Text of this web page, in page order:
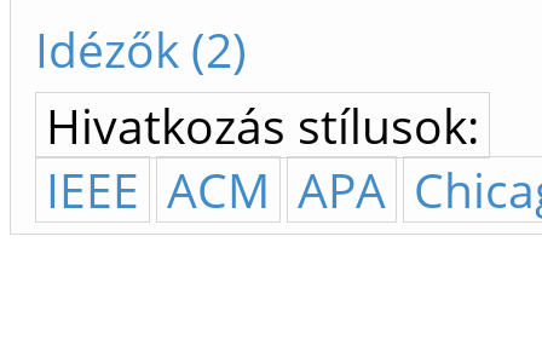
Idézők (2)
Hivatkozás stílusok:
IEEE ACM APA